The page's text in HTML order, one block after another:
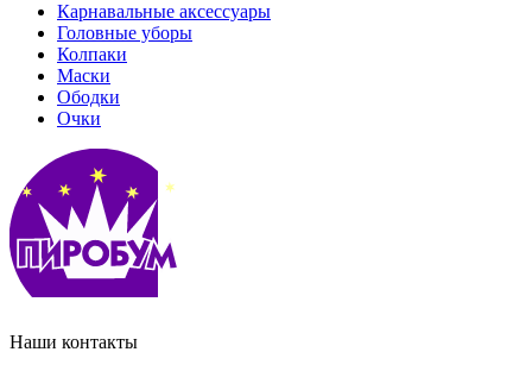
Карнавальные аксессуары
Головные уборы
Колпаки
Маски
Ободки
Очки
Наши контакты